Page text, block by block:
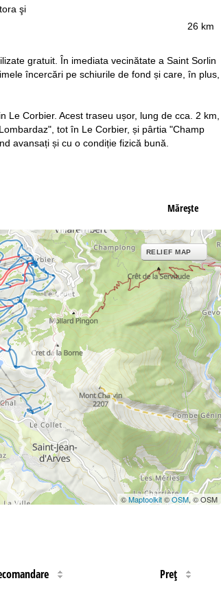
şi
26 km
gratuit. În imediata vecinătate a Saint Sorlin
încercări pe schiurile de fond și care, în plus,
Corbier. Acest traseu ușor, lung de cca. 2 km,
tot în Le Corbier, și pârtia "Champ
avansați și cu o condiție fizică bună.
Măreşte
RELIEF MAP
©Maptoolkit©OSM, © OSM
Preţ